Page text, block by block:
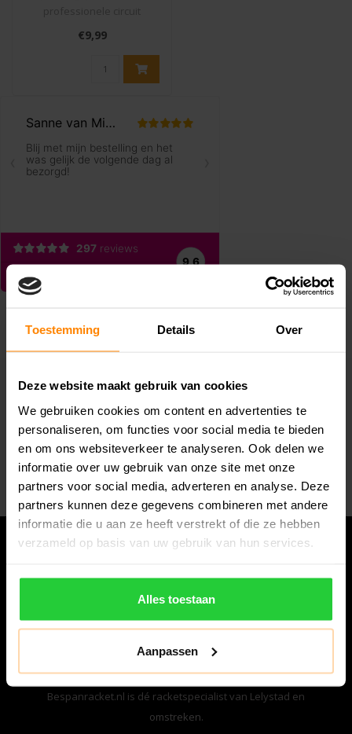
Toestemming Details Over
Deze website maakt gebruik van cookies
We gebruiken cookies om content en advertenties te
personaliseren, om functies voor social media te bieden
en om ons websiteverkeer te analyseren. Ook delen we
informatie over uw gebruik van onze site met onze
partners voor social media, adverteren en analyse. Deze
partners kunnen deze gegevens combineren met andere
informatie die u aan ze heeft verstrekt of die ze hebben
verzameld op basis van uw gebruik van hun services.
Alles toestaan
Aanpassen
gebruikt wordt? Dan is de B..
€9,99
Abonneer je op onze nieuwsbrief
Blijf op de hoogte van alle acties die wij je aanbieden!
Abonneer
Bespanracket.nl is dé racketspecialist van Lelystad en
omstreken.